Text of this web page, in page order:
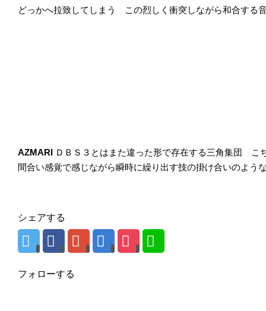
どっかへ拉致してしまう この烈しく衝突しながら和合する
AZMARI ＤＢＳ３とはまた違った形で存在する三角集団 こ
間合い感覚で感じながら瞬時に繰り出す技の掛け合いのよ
シェアする
フォローする